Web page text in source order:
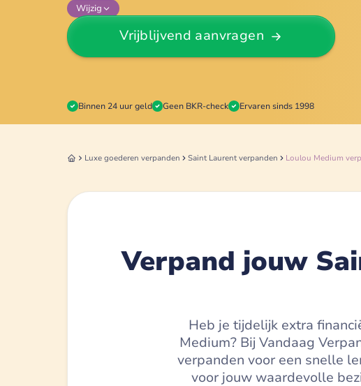
Wijzig
Vrijblijvend aanvragen
Binnen 24 uur geld Geen BKR-check Ervaren sinds 1998
Luxe goederen verpanden Saint Laurent verpanden Loulou Medium
Verpand jouw
Heb je tijdelijk extra
Medium? Bij Vandaag
verpanden voor een snelle
voor jouw waardevolle